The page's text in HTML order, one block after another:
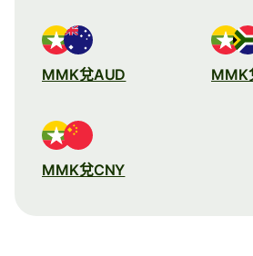
MMK兌AUD MMK
MMK兌CNY